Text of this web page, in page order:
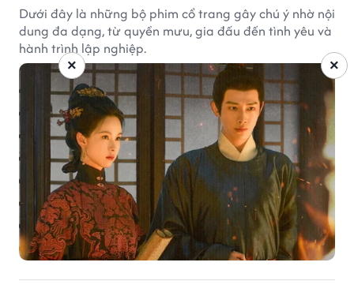
Dưới đây là những bộ phim cổ trang gây chú ý nhờ nội
dung đa dạng, từ quyền mưu, gia đấu đến tình yêu và
hành trình lập nghiệp.
×
×